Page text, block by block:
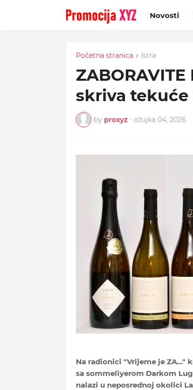
Novosti
Početna stranica Istra
skriva tekuće
by proxyz - ožujka 04, 2026
Na radionici "Vrijeme je ZA..."
sa sommeliyerom Darkom
nalazi u neposrednoj okolici